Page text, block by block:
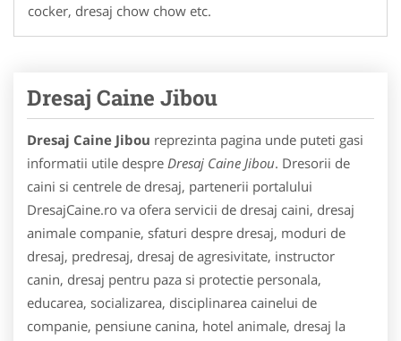
cocker, dresaj chow chow etc.
Dresaj Caine Jibou
Dresaj Caine Jibou reprezinta pagina unde puteti gasi
informatii utile despre Dresaj Caine Jibou. Dresorii de
caini si centrele de dresaj, partenerii portalului
DresajCaine.ro va ofera servicii de dresaj caini, dresaj
animale companie, sfaturi despre dresaj, moduri de
dresaj, predresaj, dresaj de agresivitate, instructor
canin, dresaj pentru paza si protectie personala,
educarea, socializarea, disciplinarea cainelui de
companie, pensiune canina, hotel animale, dresaj la